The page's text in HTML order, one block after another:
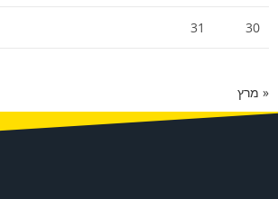
30
31
« מרץ